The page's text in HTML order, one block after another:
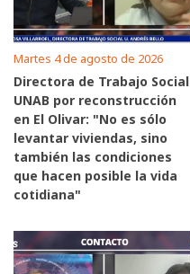
Martes 4 de agosto de 2026
Directora de Trabajo Social
UNAB por reconstrucción
en El Olivar: "No es sólo
levantar viviendas, sino
también las condiciones
que hacen posible la vida
cotidiana"